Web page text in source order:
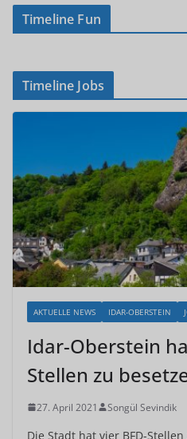
Timeline Fun
Timeline Jobs
AKTUELLE NEWS IDAR-OBERSTEIN
Idar-Oberstein
Stellen zu
27. April 2021 Songül Sevindik
Die Stadt hat vier BFD-